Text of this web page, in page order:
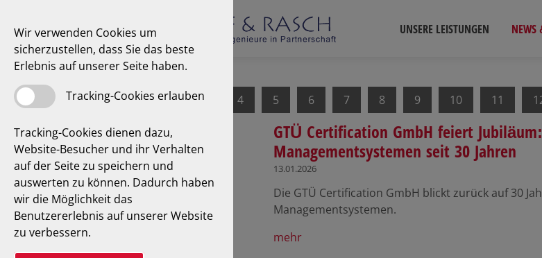
UNSERE LEISTUNGEN NEWS
1 2 3 4 5 6 7 8 9 10 11
GTÜ Certification GmbH feiert
Managementsystemen seit 30 Jahren
13.01.2026
Die GTÜ Certification GmbH blickt zurück auf 30
Managementsystemen.
mehr
Wir verwenden Cookies um
sicherzustellen, dass Sie das beste
Erlebnis auf unserer Seite haben.
Tracking-Cookies erlauben
Tracking-Cookies dienen dazu,
Website-Besucher und ihr Verhalten
auf der Seite zu speichern und
auswerten zu können. Dadurch haben
wir die Möglichkeit das
Benutzererlebnis auf unserer Website
zu verbessern.